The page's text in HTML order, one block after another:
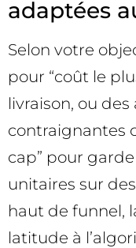
adaptées
Selon votre
pour “coût le
livraison, ou
contraignantes
cap” pour
unitaires sur
haut de funnel,
latitude à